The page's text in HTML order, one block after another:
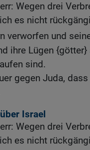
Wegen drei
es nicht
verworfen und
ihre Lügen
sind.
gegen Juda,
Israel
Wegen drei
es nicht